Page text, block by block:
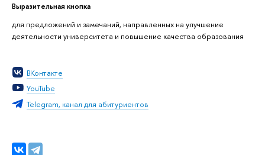
Выразительная кнопка
для предложений и замечаний, направленных на улучшение
деятельности университета и повышение качества образования
ВКонтакте
YouTube
Telegram, канал для абитуриентов